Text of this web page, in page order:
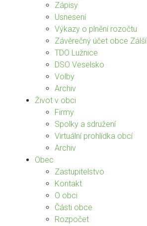
Zápisy
Usnesení
Výkazy o plnění rozočtu
Závěrečný účet obce Zálší
TDO Lužnice
DSO Veselsko
Volby
Archiv
Život v obci
Firmy
Spolky a sdružení
Virtuální prohlídka obcí
Archiv
Obec
Zastupitelstvo
Kontakt
O obci
Části obce
Rozpočet